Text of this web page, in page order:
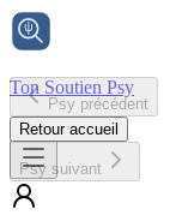
Ton Soutien Psy
Accueil
Psy précédent
Retour accueil
Psy suivant